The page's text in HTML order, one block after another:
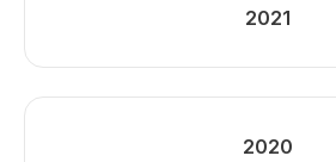
2021
2020